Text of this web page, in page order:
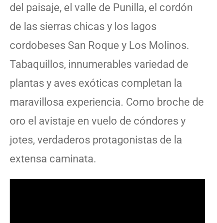
del paisaje, el valle de Punilla, el cordón
de las sierras chicas y los lagos
cordobeses San Roque y Los Molinos.
Tabaquillos, innumerables variedad de
plantas y aves exóticas completan la
maravillosa experiencia. Como broche de
oro el avistaje en vuelo de cóndores y
jotes, verdaderos protagonistas de la
extensa caminata.